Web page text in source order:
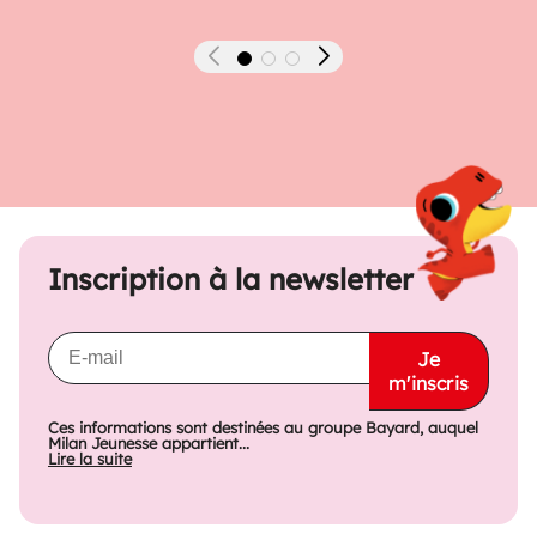
Précédent Suivant
Inscription à la newsletter
Je
m'inscris
Ces informations sont destinées au groupe Bayard, auquel
Milan Jeunesse appartient...
Lire la suite